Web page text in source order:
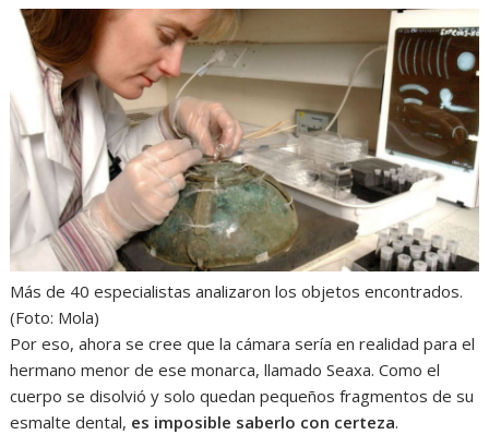
Más de 40 especialistas analizaron los objetos encontrados.
(Foto: Mola)
Por eso, ahora se cree que la cámara sería en realidad para el
hermano menor de ese monarca, llamado Seaxa. Como el
cuerpo se disolvió y solo quedan pequeños fragmentos de su
esmalte dental, es imposible saberlo con certeza.